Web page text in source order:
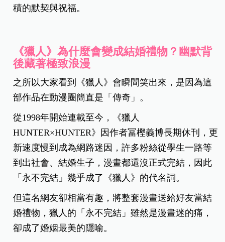
積的默契與祝福。
《獵人》為什麼會變成結婚禮物？幽默背
後藏著極致浪漫
之所以大家看到《獵人》會瞬間笑出來，是因為這
部作品在動漫圈簡直是「傳奇」。
從1998年開始連載至今，《獵人
HUNTER×HUNTER》因作者冨樫義博長期休刊，更
新速度慢到成為網路迷因，許多粉絲從學生一路等
到出社會、結婚生子，漫畫都還沒正式完結，因此
「永不完結」幾乎成了《獵人》的代名詞。
但這名網友卻相當有趣，將整套漫畫送給好友當結
婚禮物，獵人的「永不完結」雖然是漫畫迷的痛，
卻成了婚姻最美的隱喻。